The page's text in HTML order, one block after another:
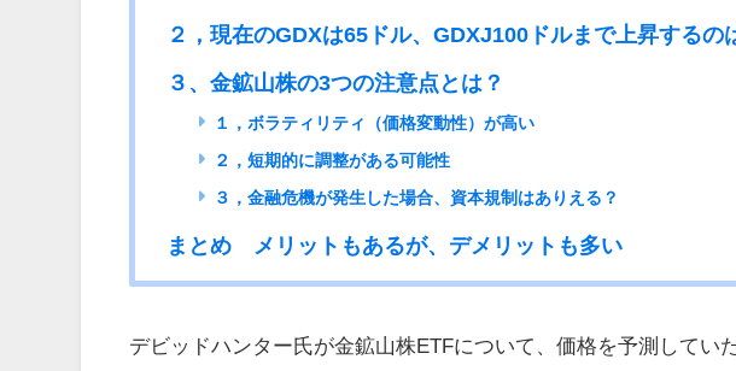
２，現在のGDXは65ドル、GDXJ100ドルまで上昇するの
３、金鉱山株の3つの注意点とは？
１，ボラティリティ（価格変動性）が高い
２，短期的に調整がある可能性
３，金融危機が発生した場合、資本規制はありえる？
まとめ メリットもあるが、デメリットも多い
デビッドハンター氏が金鉱山株ETFについて、価格を予測してい